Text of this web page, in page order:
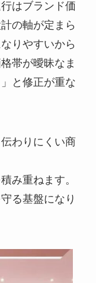
はブランド価
の軸が定まら
りやすいから
帯が曖昧なま
と修正が重な
わりにくい商
み重ねます。
る基盤になり